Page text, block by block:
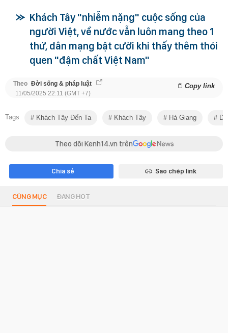
Khách Tây "nhiễm nặng" cuộc sống của
người Việt, về nước vẫn luôn mang theo 1
thứ, dân mạng bật cười khi thấy thêm thói
quen "đậm chất Việt Nam"
Theo Đời sống & pháp luật Copy link
11/05/2025 22:11 (GMT +7)
Tags Khách Tây Đến Ta Khách Tây Hà Giang Du
Theo dõi Kenh14.vn trên
Chia sẻ Sao chép link
CÙNG MỤC ĐANG HOT